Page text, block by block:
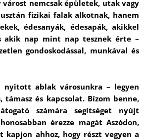
várost nemcsak épületek, utak vagy
fizikai falak alkotnak, hanem
édesanyák, édesapák, akikkel
akik nap mint nap tesznek érte –
gondoskodással, munkával és
nyitott ablak városunkra – legyen
támasz és kapcsolat. Bízom benne,
számára segítséget nyújt
érezze magát Aszódon,
kapjon ahhoz, hogy részt vegyen a